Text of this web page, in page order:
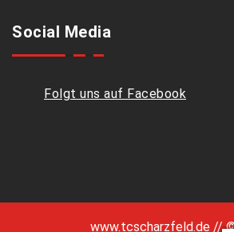
Social Media
Folgt uns auf Facebook
www.tcscharzfeld.de //